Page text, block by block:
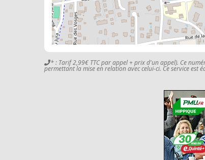
* : Tarif 2,99€ TTC par appel + prix d'un appel). Ce
permettant la mise en relation avec celui-ci. Ce service est